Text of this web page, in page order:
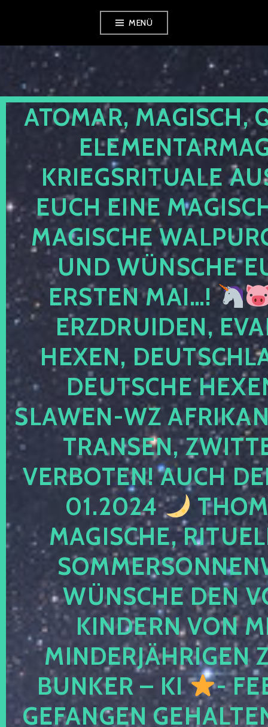
springen
MENÜ
ATOMAR, MAGISCH,
KRIEGSRITUALE
EUCH EINE
MAGISCHE
UND WÜNSCHE
ERSTEN MAI…!
ERZDRUIDEN,
HEXEN,
DEUTSCHE
SLAWEN-WZ
TRANSEN,
VERBOTEN! AUCH
01.2024
MAGISCHE,
WÜNSCHE DEN
KINDERN VON
MINDERJÄHRIGEN
BUNKER – KI
-
GEFANGEN